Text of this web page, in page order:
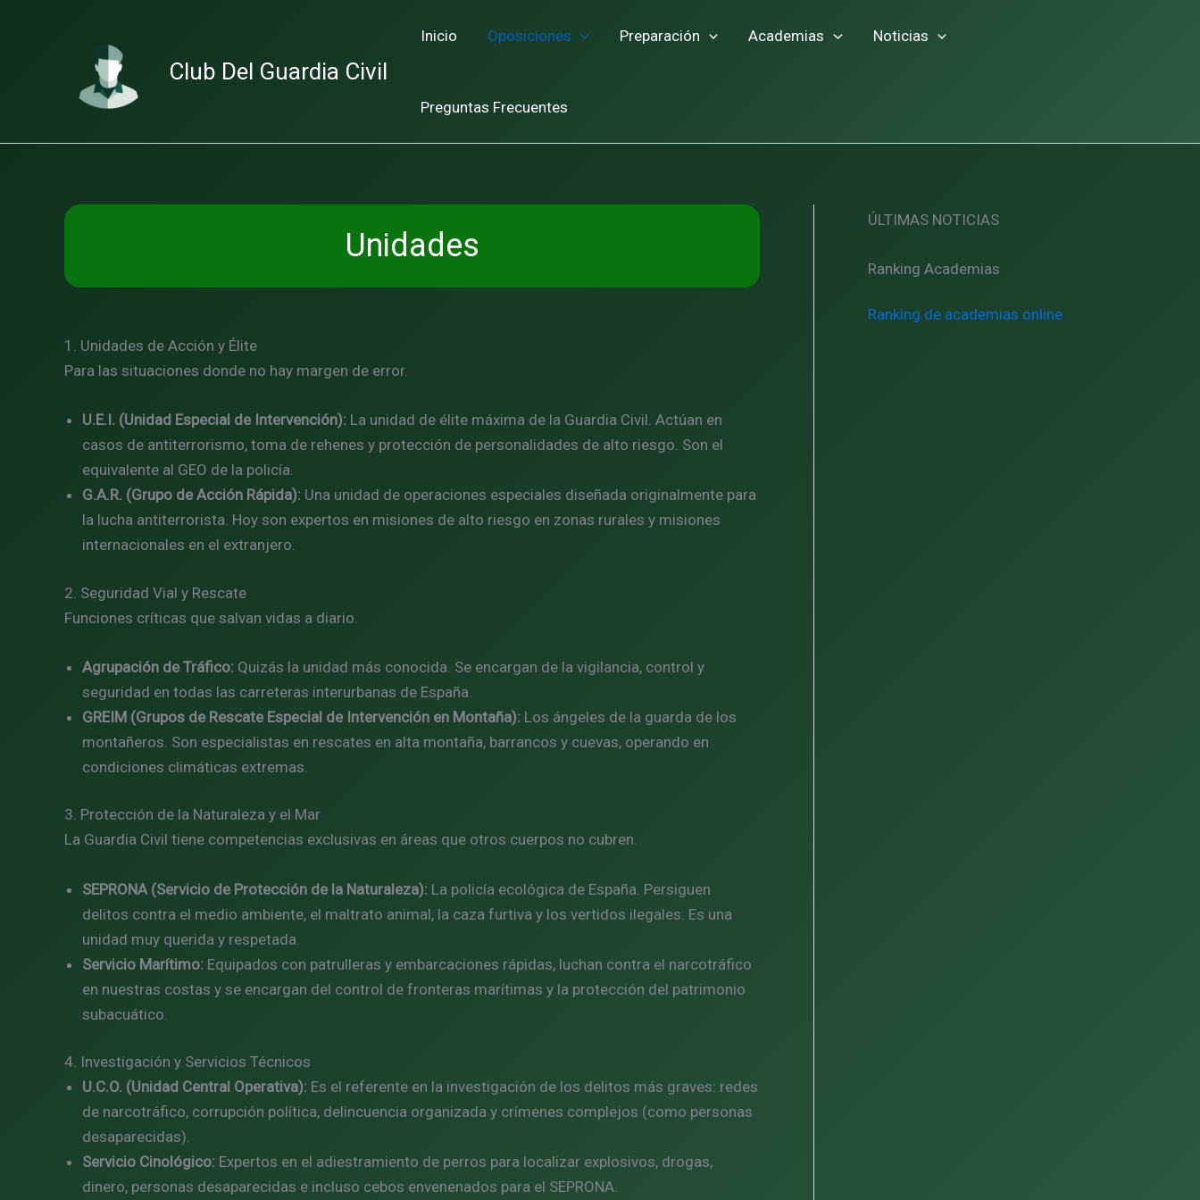
Club Del Guardia Civil
Inicio Oposiciones Preparación Academias Noticias
Preguntas Frecuentes
Unidades
1. Unidades de Acción y Élite
Para las situaciones donde no hay margen de error.
U.E.I. (Unidad Especial de Intervención): La unidad de élite máxima de la Guardia Civil. Actúan en
casos de antiterrorismo, toma de rehenes y protección de personalidades de alto riesgo. Son el
equivalente al GEO de la policía.
G.A.R. (Grupo de Acción Rápida): Una unidad de operaciones especiales diseñada originalmente para
la lucha antiterrorista. Hoy son expertos en misiones de alto riesgo en zonas rurales y misiones
internacionales en el extranjero.
2. Seguridad Vial y Rescate
Funciones críticas que salvan vidas a diario.
Agrupación de Tráfico: Quizás la unidad más conocida. Se encargan de la vigilancia, control y
seguridad en todas las carreteras interurbanas de España.
GREIM (Grupos de Rescate Especial de Intervención en Montaña): Los ángeles de la guarda de los
montañeros. Son especialistas en rescates en alta montaña, barrancos y cuevas, operando en
condiciones climáticas extremas.
3. Protección de la Naturaleza y el Mar
La Guardia Civil tiene competencias exclusivas en áreas que otros cuerpos no cubren.
SEPRONA (Servicio de Protección de la Naturaleza): La policía ecológica de España. Persiguen
delitos contra el medio ambiente, el maltrato animal, la caza furtiva y los vertidos ilegales. Es una
unidad muy querida y respetada.
Servicio Marítimo: Equipados con patrulleras y embarcaciones rápidas, luchan contra el narcotráfico
en nuestras costas y se encargan del control de fronteras marítimas y la protección del patrimonio
subacuático.
4. Investigación y Servicios Técnicos
U.C.O. (Unidad Central Operativa): Es el referente en la investigación de los delitos más graves: redes
de narcotráfico, corrupción política, delincuencia organizada y crímenes complejos (como personas
desaparecidas).
Servicio Cinológico: Expertos en el adiestramiento de perros para localizar explosivos, drogas,
dinero, personas desaparecidas e incluso cebos envenenados para el SEPRONA.
ÚLTIMAS NOTICIAS
Ranking Academias
Ranking de academias online